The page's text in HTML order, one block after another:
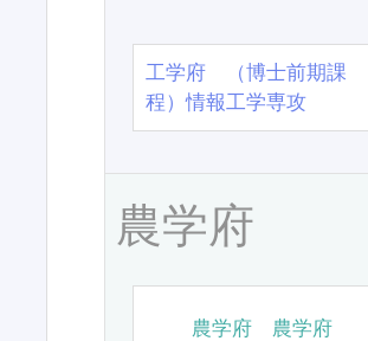
工学府 （博士前期課
程）情報工学専攻
農学府
農学府 農学府